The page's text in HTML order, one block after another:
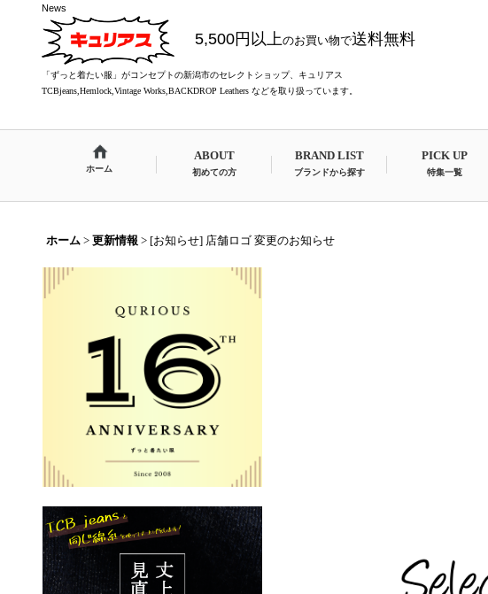
News
5,500円以上のお買い物で送料無料
「ずっと着たい服」がコンセプトの新潟市のセレクトショップ、キュリアス
TCBjeans,Hemlock,Vintage Works,BACKDROP Leathers などを取り扱っています。
ホーム
ABOUT
初めての方
BRAND LIST
ブランドから探す
PICK UP
特集一覧
ホーム > 更新情報 > [お知らせ] 店舗ロゴ 変更のお知らせ